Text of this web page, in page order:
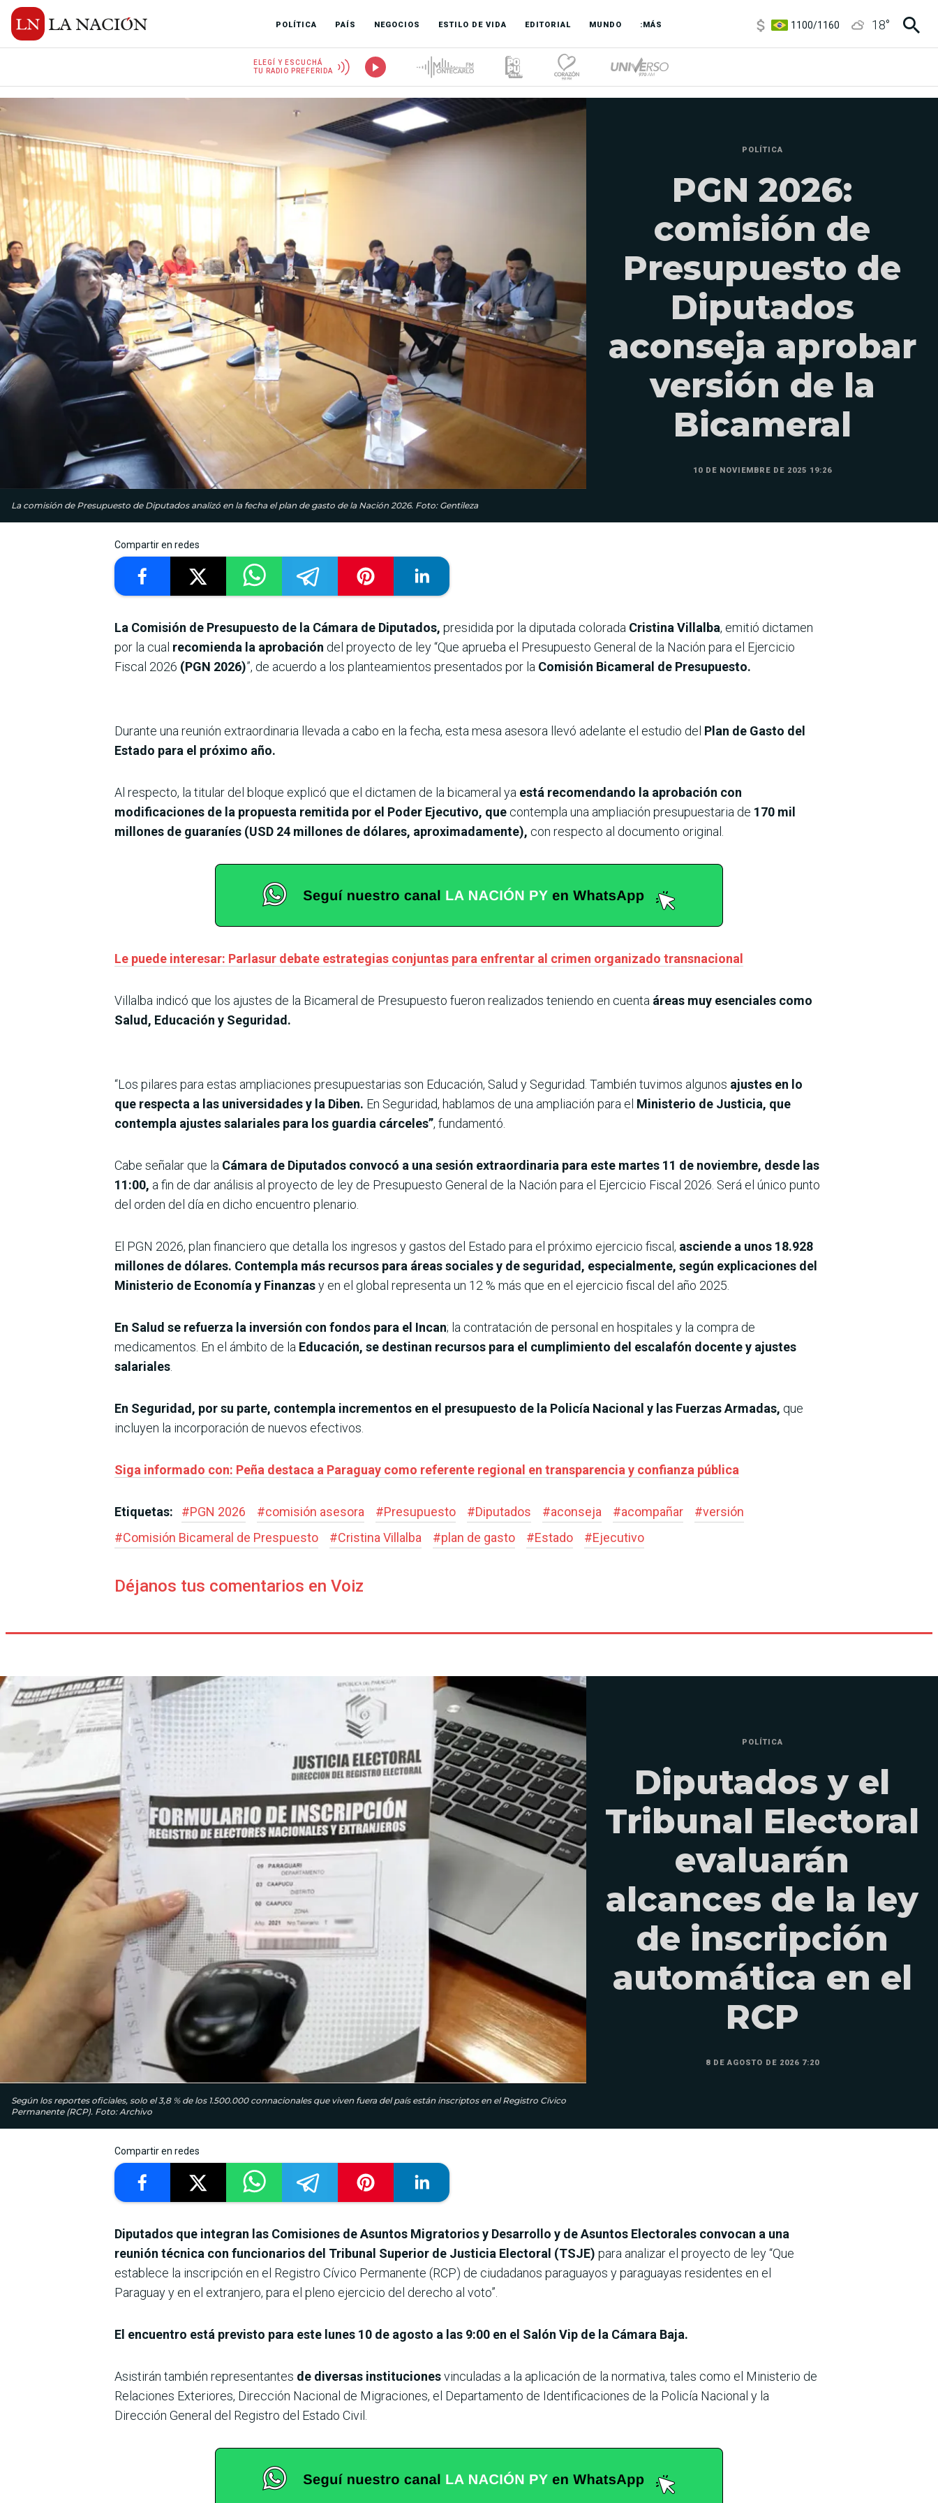
POLÍTICA PAÍS NEGOCIOS ESTILO DE VIDA EDITORIAL MUNDO :MÁS
3,8/4
18°
ELEGÍ Y ESCUCHÁ
TU RADIO PREFERIDA
La comisión de Presupuesto de Diputados analizó en la fecha el plan de gasto de la Nación 2026. Foto: Gentileza
POLÍTICA
PGN 2026:
comisión de
Presupuesto de
Diputados
aconseja aprobar
versión de la
Bicameral
10 DE NOVIEMBRE DE 2025 19:26
Compartir en redes
La Comisión de Presupuesto de la Cámara de Diputados, presidida por la diputada colorada Cristina Villalba, emitió dictamen
por la cual recomienda la aprobación del proyecto de ley “Que aprueba el Presupuesto General de la Nación para el Ejercicio
Fiscal 2026 (PGN 2026)”, de acuerdo a los planteamientos presentados por la Comisión Bicameral de Presupuesto.
Durante una reunión extraordinaria llevada a cabo en la fecha, esta mesa asesora llevó adelante el estudio del Plan de Gasto del
Estado para el próximo año.
Al respecto, la titular del bloque explicó que el dictamen de la bicameral ya está recomendando la aprobación con
modificaciones de la propuesta remitida por el Poder Ejecutivo, que contempla una ampliación presupuestaria de 170 mil
millones de guaraníes (USD 24 millones de dólares, aproximadamente), con respecto al documento original.
Le puede interesar: Parlasur debate estrategias conjuntas para enfrentar al crimen organizado transnacional
Villalba indicó que los ajustes de la Bicameral de Presupuesto fueron realizados teniendo en cuenta áreas muy esenciales como
Salud, Educación y Seguridad.
“Los pilares para estas ampliaciones presupuestarias son Educación, Salud y Seguridad. También tuvimos algunos ajustes en lo
que respecta a las universidades y la Diben. En Seguridad, hablamos de una ampliación para el Ministerio de Justicia, que
contempla ajustes salariales para los guardia cárceles”, fundamentó.
Cabe señalar que la Cámara de Diputados convocó a una sesión extraordinaria para este martes 11 de noviembre, desde las
11:00, a fin de dar análisis al proyecto de ley de Presupuesto General de la Nación para el Ejercicio Fiscal 2026. Será el único punto
del orden del día en dicho encuentro plenario.
El PGN 2026, plan financiero que detalla los ingresos y gastos del Estado para el próximo ejercicio fiscal, asciende a unos 18.928
millones de dólares. Contempla más recursos para áreas sociales y de seguridad, especialmente, según explicaciones del
Ministerio de Economía y Finanzasy en el global representa un 12 % más que en el ejercicio fiscal del año 2025.
En Salud se refuerza la inversión con fondos para el Incan; la contratación de personal en hospitales y la compra de
medicamentos. En el ámbito de la Educación, se destinan recursos para el cumplimiento del escalafón docente y ajustes
salariales.
En Seguridad, por su parte, contempla incrementos en el presupuesto de la Policía Nacional y las Fuerzas Armadas, que
incluyen la incorporación de nuevos efectivos.
Siga informado con: Peña destaca a Paraguay como referente regional en transparencia y confianza pública
Etiquetas: #PGN 2026 #comisión asesora #Presupuesto #Diputados #aconseja #acompañar #versión
#Comisión Bicameral de Prespuesto #Cristina Villalba #plan de gasto #Estado #Ejecutivo
Déjanos tus comentarios en Voiz
Según los reportes oficiales, solo el 3,8 % de los 1.500.000 connacionales que viven fuera del país están inscriptos en el Registro Cívico
Permanente (RCP). Foto: Archivo
POLÍTICA
Diputados y el
Tribunal Electoral
evaluarán
alcances de la ley
de inscripción
automática en el
RCP
8 DE AGOSTO DE 2026 7:20
Compartir en redes
Diputados que integran las Comisiones de Asuntos Migratorios y Desarrollo y de Asuntos Electorales convocan a una
reunión técnica con funcionarios del Tribunal Superior de Justicia Electoral (TSJE) para analizar el proyecto de ley “Que
establece la inscripción en el Registro Cívico Permanente (RCP) de ciudadanos paraguayos y paraguayas residentes en el
Paraguay y en el extranjero, para el pleno ejercicio del derecho al voto”.
El encuentro está previsto para este lunes 10 de agosto a las 9:00 en el Salón Vip de la Cámara Baja.
Asistirán también representantes de diversas institucionesvinculadas a la aplicación de la normativa, tales como el Ministerio de
Relaciones Exteriores, Dirección Nacional de Migraciones, el Departamento de Identificaciones de la Policía Nacional y la
Dirección General del Registro del Estado Civil.